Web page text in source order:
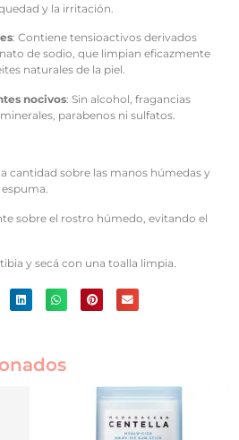
y la irritación.
: Contiene tensioactivos derivados
de sodio, que limpian eficazmente
naturales de la piel.
nocivos: Sin alcohol, fragancias
parabenos ni sulfatos.
cantidad sobre las manos húmedas y
sobre el rostro húmedo, evitando el
y secá con una toalla limpia.